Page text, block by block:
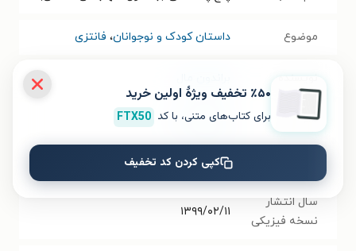
موضوع داستان کودک و نوجوانان، فانتزی
مترجم بهاره مدیحی
نشر ویدا
سال انتشار
نسخه فیزیکی
۱۳۹۹/۰۲/۱۱
٪۵۰ تخفیف ویژۀ اولین خرید
برای کتاب‌های متنی، با کد FTX50
کپی کردن کد تخفیف